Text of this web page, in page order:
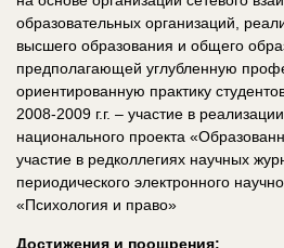
образовательных организаций,
высшего образования и общего
предполагающей углубленную
ориентированную практику
2008-2009 г.г. – участие в
национального проекта
участие в редколлегиях научных
периодического электронного
«Психология и право»
Достижения и поощрения: